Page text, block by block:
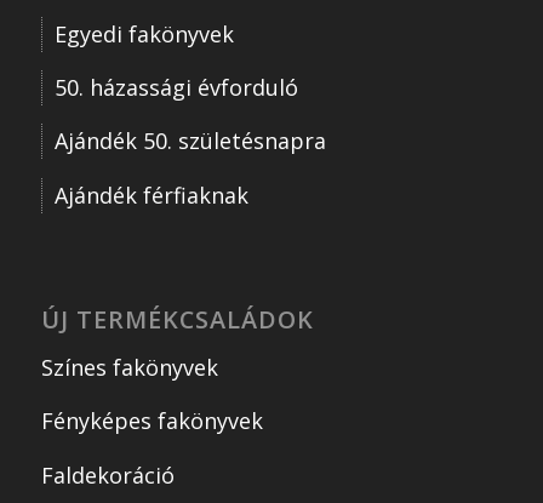
Egyedi fakönyvek
50. házassági évforduló
Ajándék 50. születésnapra
Ajándék férfiaknak
ÚJ TERMÉKCSALÁDOK
Színes fakönyvek
Fényképes fakönyvek
Faldekoráció